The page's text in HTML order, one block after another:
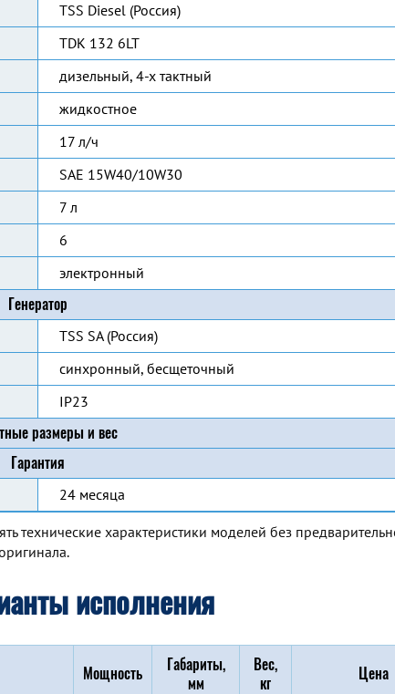
TSS Diesel (Россия)
TDK 132 6LT
дизельный, 4-х тактный
жидкостное
17 л/ч
SAE 15W40/10W30
7 л
6
электронный
Генератор
TSS SA (Россия)
синхронный, бесщеточный
IP23
размеры и вес
Гарантия
24 месяца
технические характеристики моделей без
исполнения
Мощность
Габариты,
мм
Вес,
кг
Цена